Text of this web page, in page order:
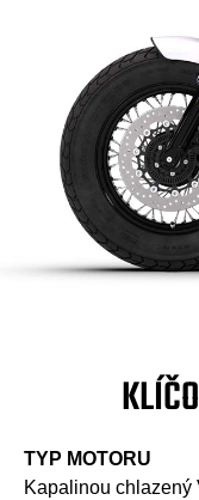
TYP MOTORU
Kapalinou chlazený